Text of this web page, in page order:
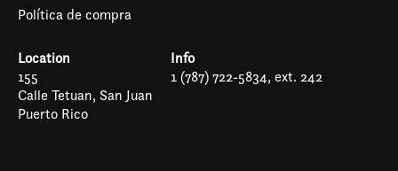
Política de compra
Location
155
Calle Tetuan, San Juan
Puerto Rico
Info
1 (787) 722-5834, ext. 242